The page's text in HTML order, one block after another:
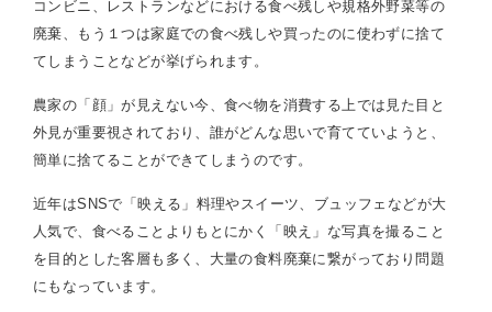
コンビニ、レストランなどにおける食べ残しや規格外野菜等の
廃棄、もう１つは家庭での食べ残しや買ったのに使わずに捨て
てしまうことなどが挙げられます。
農家の「顔」が見えない今、食べ物を消費する上では見た目と
外見が重要視されており、誰がどんな思いで育てていようと、
簡単に捨てることができてしまうのです。
近年はSNSで「映える」料理やスイーツ、ブュッフェなどが大
人気で、食べることよりもとにかく「映え」な写真を撮ること
を目的とした客層も多く、大量の食料廃棄に繋がっており問題
にもなっています。